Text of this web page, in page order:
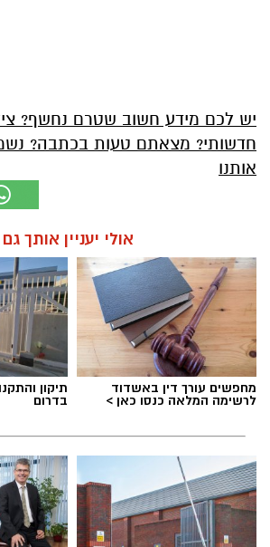
יש לכם מידע חשוב שטרם נחשף?
חדשותי? מצאתם טעות בכתבה?
אותנו
אולי יעניין אותך גם
מחפשים עורך דין באשדוד
לרשימה המלאה כנסו כאן >
תיקון
בדרום